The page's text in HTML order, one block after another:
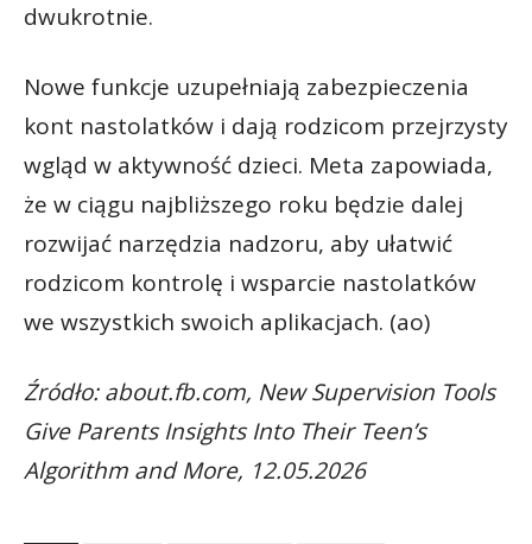
dwukrotnie.
Nowe funkcje uzupełniają zabezpieczenia
kont nastolatków i dają rodzicom przejrzysty
wgląd w aktywność dzieci. Meta zapowiada,
że w ciągu najbliższego roku będzie dalej
rozwijać narzędzia nadzoru, aby ułatwić
rodzicom kontrolę i wsparcie nastolatków
we wszystkich swoich aplikacjach. (ao)
Źródło: about.fb.com, New Supervision Tools
Give Parents Insights Into Their Teen’s
Algorithm and More, 12.05.2026